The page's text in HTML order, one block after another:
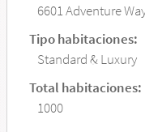
6601 Adventure
Tipo habitaciones:
Standard & Luxury
Total habitaciones:
1000